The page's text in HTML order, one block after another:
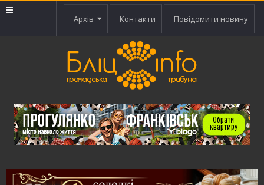
Архів Контакти Повідомити новину